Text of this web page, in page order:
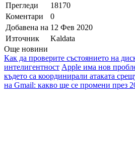
Прегледи
18170
Коментари
0
Добавена на 12 Фев 2020
Източник
Kaldata
Още новини
Как да проверите състоянието на
интелигентност Apple има нов
където са координирали атаката
на Gmail: какво ще се промени през